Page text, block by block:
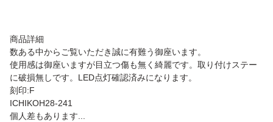
商品詳細
数ある中からご覧いただき誠に有難う御座います。
使用感は御座いますが目立つ傷も無く綺麗です。取り付けステー
に破損無しです。LED点灯確認済みになります。
刻印:F
ICHIKOH28-241
個人差もあります...